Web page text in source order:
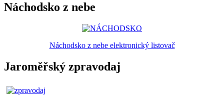
Náchodsko z nebe
Náchodsko z nebe elektronický listovač
Jaroměřský zpravodaj